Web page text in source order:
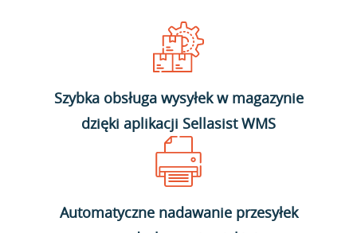
Szybka obsługa wysyłek w magazynie
dzięki aplikacji Sellasist WMS
Automatyczne nadawanie przesyłek